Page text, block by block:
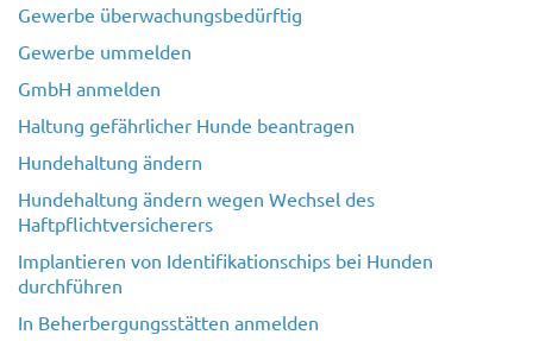
Gewerbe überwachungsbedürftig
Gewerbe ummelden
GmbH anmelden
Haltung gefährlicher Hunde beantragen
Hundehaltung ändern
Hundehaltung ändern wegen Wechsel des
Haftpflichtversicherers
Implantieren von Identifikationschips bei Hunden
durchführen
In Beherbergungsstätten anmelden